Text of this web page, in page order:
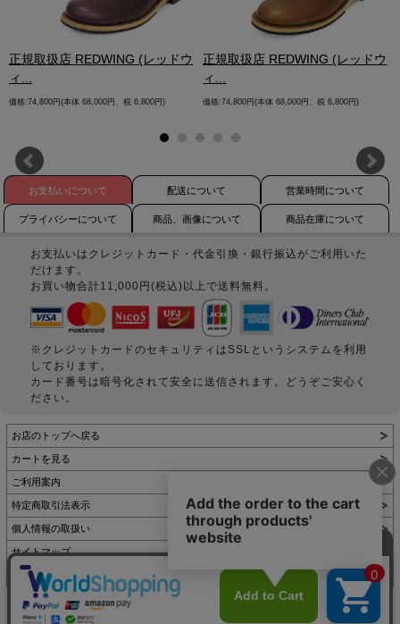
正規取扱店 REDWING (レッドウ
ィ...
価格:74,800円(本体 68,000円、税 6,800円)
正規取扱店 REDWING (レッドウ
ィ...
価格:74,800円(本体 68,000円、税 6,800円)
お支払いについて 配送について 営業時間について
プライバシーについて 商品、画像について 商品在庫について
お支払いはクレジットカード・代金引換・銀行振込がご利用いた
だけます。
お買い物合計11,000円(税込)以上で送料無料。
※クレジットカードのセキュリティはSSLというシステムを利用
しております。
カード番号は暗号化されて安全に送信されます。どうぞご安心く
ださい。
お店のトップへ戻る
カートを見る
ご利用案内
特定商取引法表示
個人情報の取扱い
サイトマップ
お問い合わせ
表示：スマートフォン｜